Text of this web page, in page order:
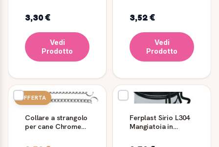
3,30 €
Vedi
Prodotto
10, Classic 10 -
Ferplast
3,52 €
Vedi
Prodotto
OFFERTA
Collare a strangolo
per cane Chrome
Ferplast Sirio L304
Mangiatoia in
Pappagalli